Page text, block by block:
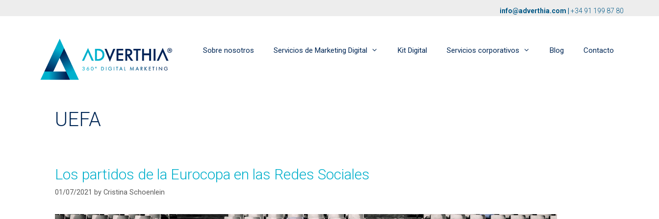
info@adverthia.com +34 91 199 87 80
Sobre nosotros Servicios de Marketing Digital Kit Digital Servicios corporativos Blog Contacto
UEFA
Los partidos de la Eurocopa en las Redes Sociales
01/07/2021 by Cristina Schoenlein